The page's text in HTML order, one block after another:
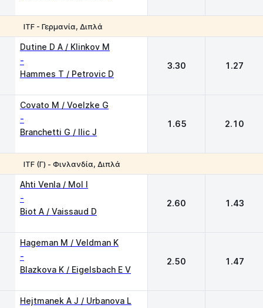
ITF - Γερμανία, Διπλά
Dutine D A / Klinkov M
-
Hammes T / Petrovic D
3.30 1.27
Covato M / Voelzke G
-
Branchetti G / Ilic J
1.65 2.10
ITF (Γ) - Φινλανδία, Διπλά
Ahti Venla / Mol I
-
Biot A / Vaissaud D
2.60 1.43
Hageman М / Veldman K
-
Blazkova K / Eigelsbach E V
2.50 1.47
Hejtmanek A J / Urbanova L